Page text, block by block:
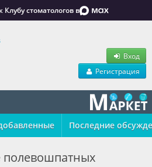
стоматологов в
Вход
Регистрация
Последние
полевошпатных